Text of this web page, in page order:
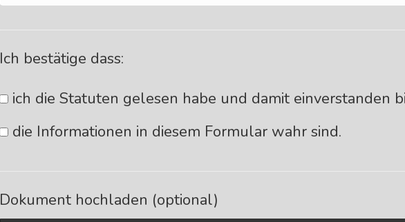
Ich bestätige dass:
ich die Statuten gelesen habe und damit einverstanden
die Informationen in diesem Formular wahr sind.
Dokument hochladen (optional)